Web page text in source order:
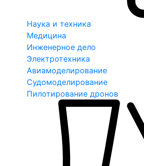
Наука и техника
Медицина
Инженерное дело
Электротехника
Авиамоделирование
Судомоделирование
Пилотирование дронов